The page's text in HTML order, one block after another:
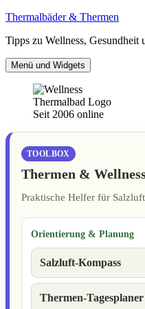
Zum
springen
Thermalbäder & Thermen
Tipps zu Wellness, Gesundheit
Menü und Widgets
Seit 2006 online
TOOLBOX
Thermen &
Praktische Helfer für
Orientierung & Planung
Salzluft-Kompass
Thermen-Tagesplaner